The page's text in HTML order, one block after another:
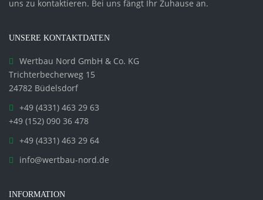
uns zu kontaktieren. Bei uns fängt Ihr Zuhause an.
UNSERE KONTAKTDATEN
Wertbau Nord GmbH & Co. KG
Trichterbecherweg 15
24782 Büdelsdorf
+49 (4331) 463 29 63
+49 (152) 090 36 478
+49 (4331) 463 29 64
info@wertbau-nord.de
INFORMATION